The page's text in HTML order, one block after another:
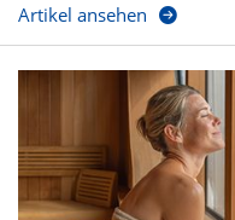
Artikel ansehen